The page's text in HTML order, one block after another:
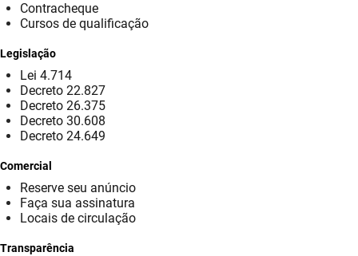
Contracheque
Cursos de qualificação
Legislação
Lei 4.714
Decreto 22.827
Decreto 26.375
Decreto 30.608
Decreto 24.649
Comercial
Reserve seu anúncio
Faça sua assinatura
Locais de circulação
Transparência